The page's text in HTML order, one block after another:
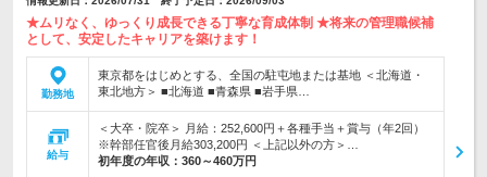
★ムリなく、ゆっくり成長できる丁寧な育成体制 ★将来の管理職候補
として、安定したキャリアを築けます！
勤務地
東京都をはじめとする、全国の駐屯地または基地 ＜北海道・
東北地方＞ ■北海道 ■青森県 ■岩手県…
給与
＜大卒・院卒＞ 月給：252,600円＋各種手当＋賞与（年2回）
※幹部任官後月給303,200円 ＜上記以外の方＞…
初年度の年収： 360～460万円